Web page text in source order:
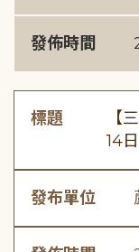
發佈時間
標題
【
14
發布單位